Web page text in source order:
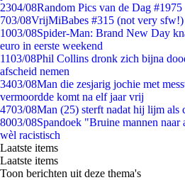
2304/08Random Pics van de Dag #1975
703/08VrijMiBabes #315 (not very sfw!)
1003/08Spider-Man: Brand New Day
euro in eerste weekend
1103/08Phil Collins dronk zich bijna
afscheid nemen
3403/08Man die zesjarig jochie met
vermoordde komt na elf jaar vrij
4703/08Man (25) sterft nadat hij lijm als
8003/08Spandoek "Bruine mannen naar
wèl racistisch
Laatste items
Laatste items
Toon berichten uit deze thema's